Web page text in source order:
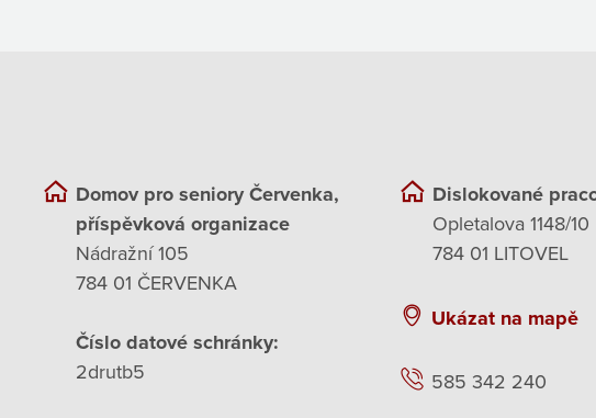
Domov pro seniory Červenka,
příspěvková organizace
Nádražní 105
784 01 ČERVENKA
Číslo datové schránky:
2drutb5
Dislokované
Opletalova 1148/10
784 01 LITOVEL
Ukázat na mapě
585 342 240